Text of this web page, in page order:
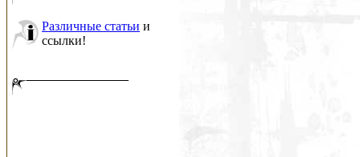
Различные статьи и
ссылки!